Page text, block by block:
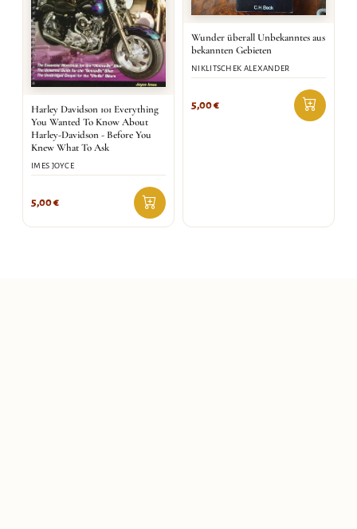
Harley Davidson 101 Everything
You Wanted To Know About
Harley-Davidson - Before You
Knew What To Ask
IMES JOYCE
5,00€
Wunder überall Unbekanntes aus
bekannten Gebieten
NIKLITSCHEK ALEXANDER
5,00€